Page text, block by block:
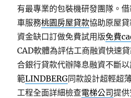
有最專業的包裝機研發團隊。
車服務桃園房屋貸款協助原屋
資金缺口訂做免費試用版免費
CAD軟體為評估工商融資快速
合銀行貸款代辦降息融資不斷
範LINDBERG同款設計超輕超
工程全面詳細檢查電梯公司提